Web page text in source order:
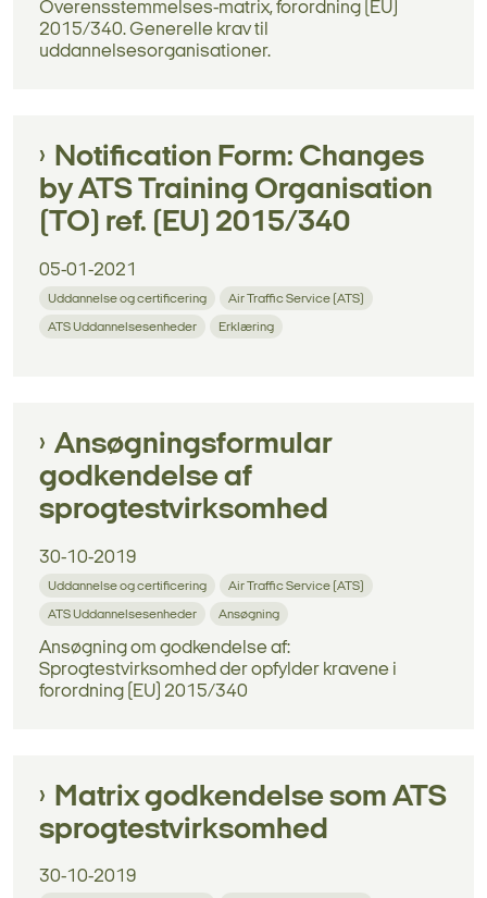
Overensstemmelses-matrix, forordning (EU)
2015/340. Generelle krav til
uddannelsesorganisationer.
Notification Form: Changes
by ATS Training Organisation
(TO) ref. (EU) 2015/340
05-01-2021
Uddannelse og certificering Air Traffic Service (ATS)
ATS Uddannelsesenheder Erklæring
Ansøgningsformular
godkendelse af
sprogtestvirksomhed
30-10-2019
Uddannelse og certificering Air Traffic Service (ATS)
ATS Uddannelsesenheder Ansøgning
Ansøgning om godkendelse af:
Sprogtestvirksomhed der opfylder kravene i
forordning (EU) 2015/340
Matrix godkendelse som ATS
sprogtestvirksomhed
30-10-2019